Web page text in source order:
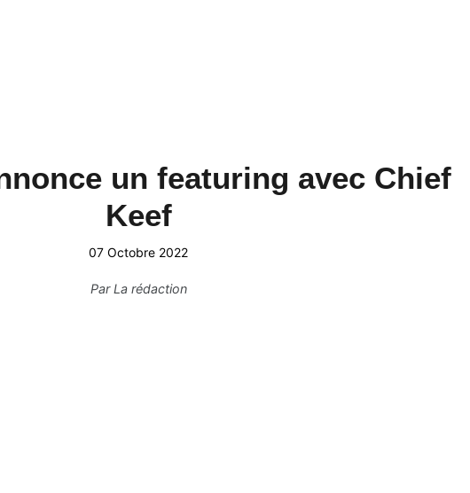
un featuring avec Chief
Keef
07 Octobre 2022
ParLa rédaction